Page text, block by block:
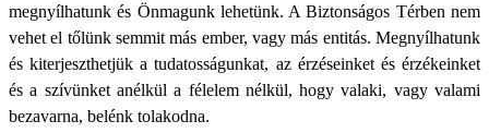
megnyílhatunk és Önmagunk lehetünk. A Biztonságos Térben nem
vehet el tőlünk semmit más ember, vagy más entitás. Megnyílhatunk
és kiterjeszthetjük a tudatosságunkat, az érzéseinket és érzékeinket
és a szívünket anélkül a félelem nélkül, hogy valaki, vagy valami
bezavarna, belénk tolakodna.